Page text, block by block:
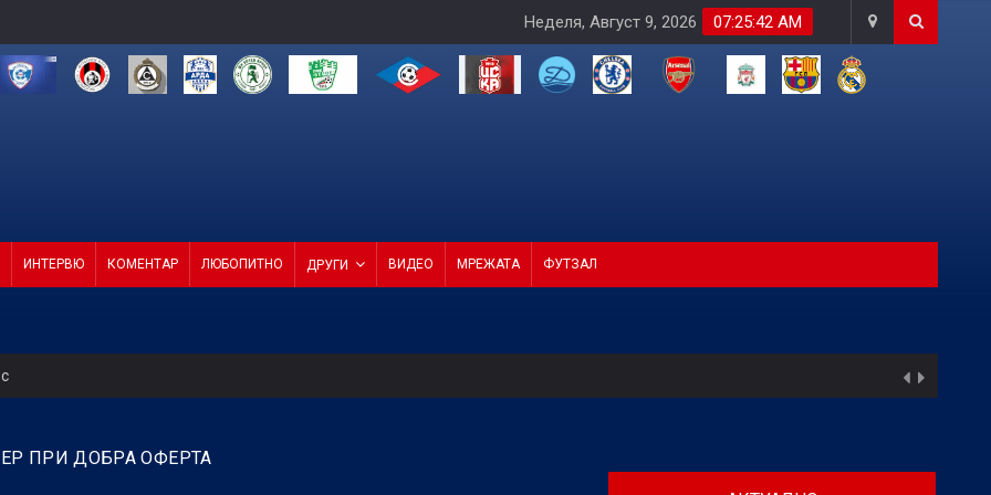
07:25:44 AM
Неделя, Август 9, 2026
ИНТЕРВЮ КОМЕНТАР ЛЮБОПИТНО ДРУГИ ВИДЕО МРЕЖАТА ФУТЗАЛ
Черно море приема Лудогорец на "Тича"
ПРИ ДОБРА ОФЕРТА